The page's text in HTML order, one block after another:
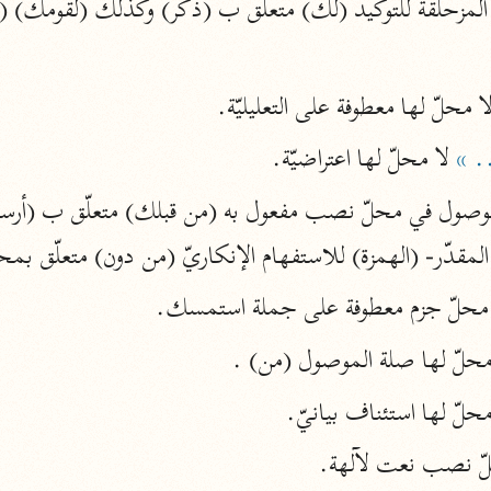
نحو ١١ مجلدًا
ابن جُزَيّ (٧٤١ هـ)
موسوعات
روح المعاني
الآلوسي (١٢٧٠ هـ)
مفاتيح الغيب
فخر الدين الرازي (٦٠٦ هـ)
لا محلّ لها معطوفة على التعليليّة.
» لا محلّ لها اعتراضيّة.
(الهمزة) للاستفهام الإنكاريّ (من دون) متعلّق
جزم معطوفة على جملة استمسك.
لها صلة الموصول (من) .
لها استئناف بيانيّ.